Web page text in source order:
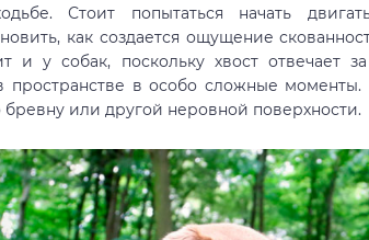
Стоит попытаться начать
как создается ощущение
и у собак, поскольку хвост отвечает
пространстве в особо сложные
бревну или другой неровной поверхности.